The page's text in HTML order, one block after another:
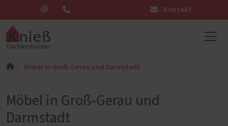
Kontakt
Möbel in Groß-Gerau und Darmstadt
Möbel in Groß-Gerau und
Darmstadt